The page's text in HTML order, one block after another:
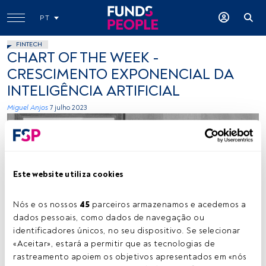
Este website utiliza cookies
Nós e os nossos 45 parceiros armazenamos e acedemos a
dados pessoais, como dados de navegação ou
identificadores únicos, no seu dispositivo. Se selecionar
«Aceitar», estará a permitir que as tecnologias de
rastreamento apoiem os objetivos apresentados em «nós
PT
FINTECH
CHART OF THE WEEK -
CRESCIMENTO EXPONENCIAL DA
INTELIGÊNCIA ARTIFICIAL
Miguel Anjos 7 julho 2023
Miguel Anjos. Créditos: Vítor Duarte
Tempo de leitura:1 min.